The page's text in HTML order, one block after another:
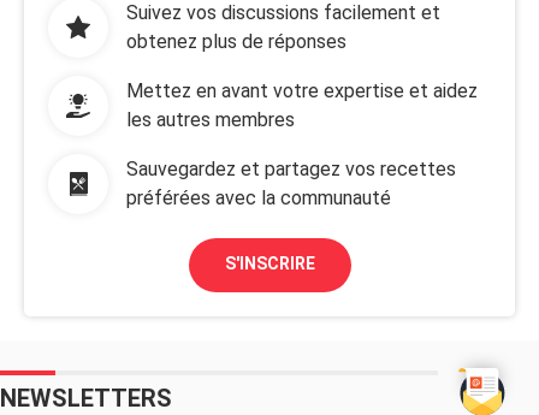
Suivez vos discussions facilement et
obtenez plus de réponses
Mettez en avant votre expertise et aidez
les autres membres
Sauvegardez et partagez vos recettes
préférées avec la communauté
S'INSCRIRE
NEWSLETTERS